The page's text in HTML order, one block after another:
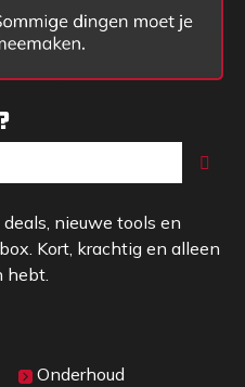
nieuwe tools en
Kort, krachtig en alleen
hebt.
Onderhoud